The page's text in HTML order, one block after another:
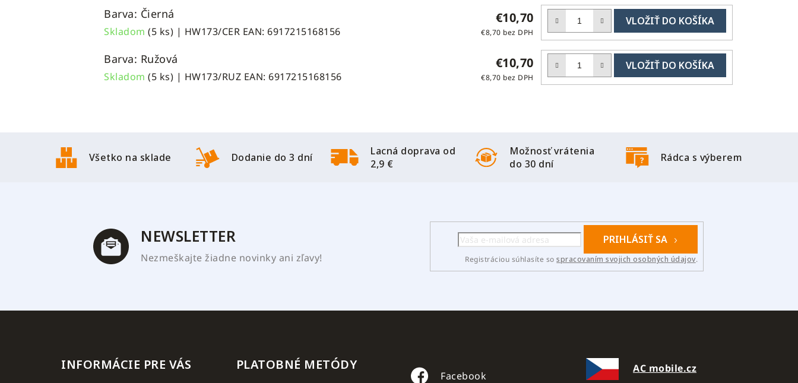
Barva: Čierná
Skladom (5 ks) | HW173/CER EAN: 6917215168156
€10,70
€8,70 bez DPH
DO
KOŠÍKA
Barva: Ružová
Skladom (5 ks) | HW173/RUZ EAN: 6917215168156
€10,70
€8,70 bez DPH
DO
KOŠÍKA
Všetko na sklade Dodanie do 3 dní
Lacná doprava od
2,9 €
Možnosť vrátenia
do 30 dní
Rádca s výberem
NEWSLETTER
Nezmeškajte žiadne novinky ani zľavy!
PRIHLÁSIŤ SA
Registráciou súhlasíte sospracovaním svojich osobných údajov.
INFORMÁCIE PRE VÁS PLATOBNÉ METÓDY
Facebook
AC mobile.cz